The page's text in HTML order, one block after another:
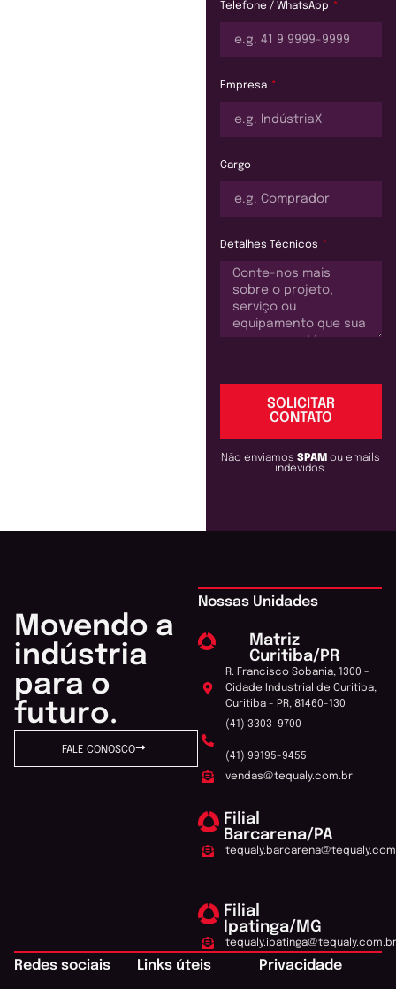
Telefone / WhatsApp
Empresa
Cargo
Detalhes Técnicos
SOLICITAR
CONTATO
Não enviamosSPAMou emails
indevidos.
Movendo a
indústria
para o
futuro.
FALE CONOSCO
Nossas Unidades
Matriz
Curitiba/PR
R. Francisco Sobania, 1300 -
Cidade Industrial de Curitiba,
Curitiba - PR, 81460-130
(41) 3303-9700
(41) 99195-9455
vendas@tequaly.com.br
Filial
Barcarena/PA
Filial
Ipatinga/MG
tequaly.ipatinga@tequaly.com.br
Redes sociais Links úteis Privacidade